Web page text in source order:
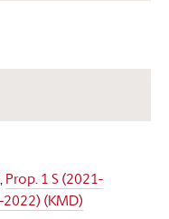
,Prop. 1 S (2021-
2022) (KMD)